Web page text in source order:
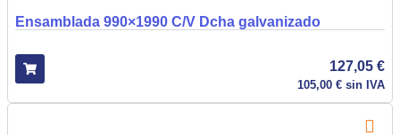
Ensamblada 990×1990 C/V Dcha galvanizado
127,05 €
105,00 € sin IVA